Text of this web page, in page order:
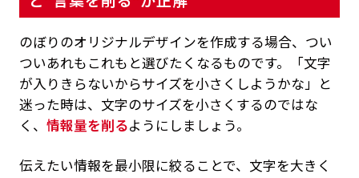
のぼりのオリジナルデザインを作成する場合、つい
ついあれもこれもと選びたくなるものです。「文字
が入りきらないからサイズを小さくしようかな」と
迷った時は、文字のサイズを小さくするのではな
く、 情報量を削るようにしましょう。
伝えたい情報を最小限に絞ることで、文字を大きく